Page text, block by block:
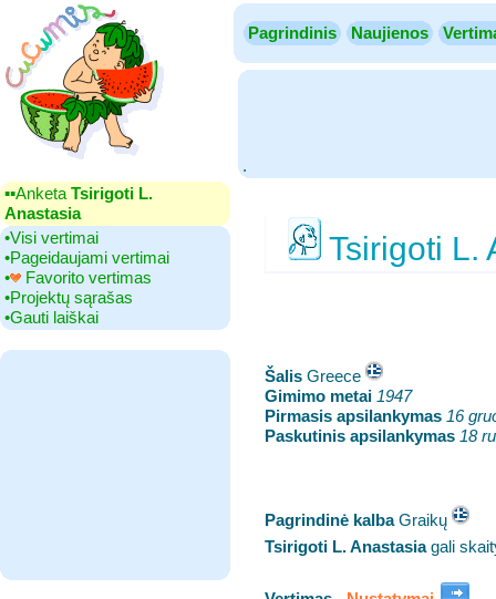
Pagrindinis Naujienos
.
▪▪‎Anketa Tsirigoti L.
Anastasia
•‎Visi vertimai
•‎Pageidaujami vertimai
•‎
Favorito vertimas
•‎Projektų sąrašas
•‎Gauti laiškai
Tsirigoti L.
Šalis ‎Greece
Gimimo metai 1947
Pirmasis apsilankymas 16
Paskutinis apsilankymas 18
Pagrindinė kalba‎Graikų
Tsirigoti L. Anastasiagali